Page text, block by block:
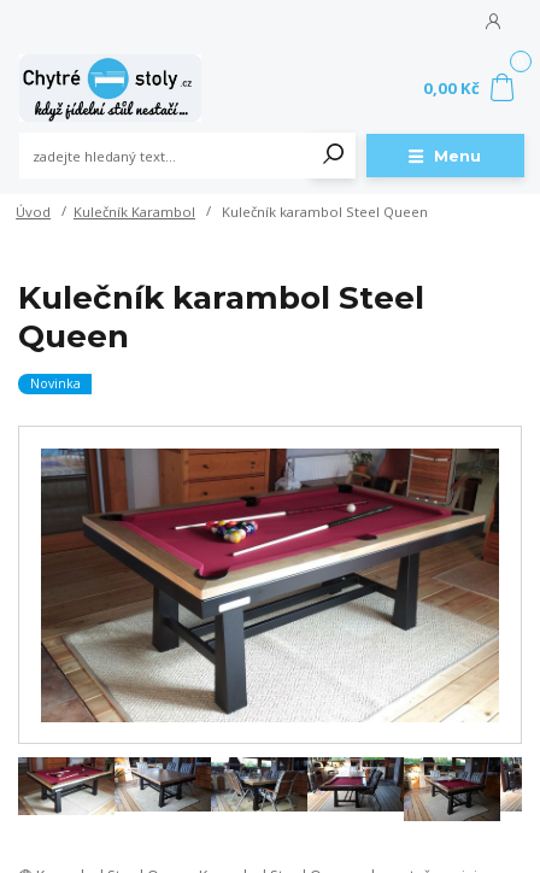
Menu
0,00 Kč
Úvod Kulečník Karambol Kulečník karambol Steel Queen
Kulečník karambol Steel
Queen
Novinka